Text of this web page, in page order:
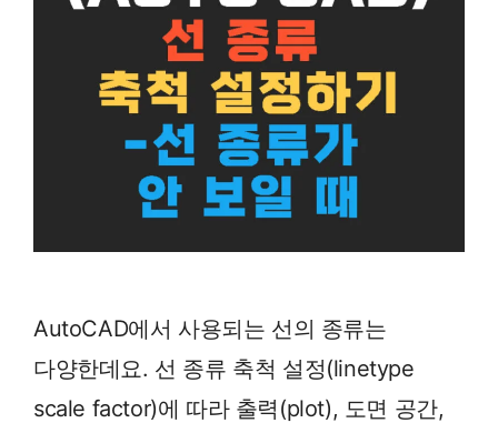
AutoCAD에서 사용되는 선의 종류는
다양한데요. 선 종류 축척 설정(linetype
scale factor)에 따라 출력(plot), 도면 공간,